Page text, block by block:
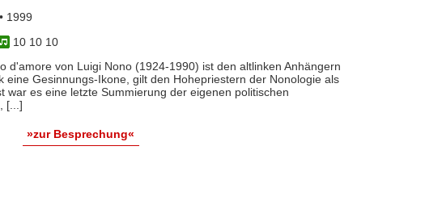
1999
10 10 10
d'amore von Luigi Nono (1924-1990) ist den altlinken Anhängern
eine Gesinnungs-Ikone, gilt den Hohepriestern der Nonologie als
war es eine letzte Summierung der eigenen politischen
[...]
»zur Besprechung«